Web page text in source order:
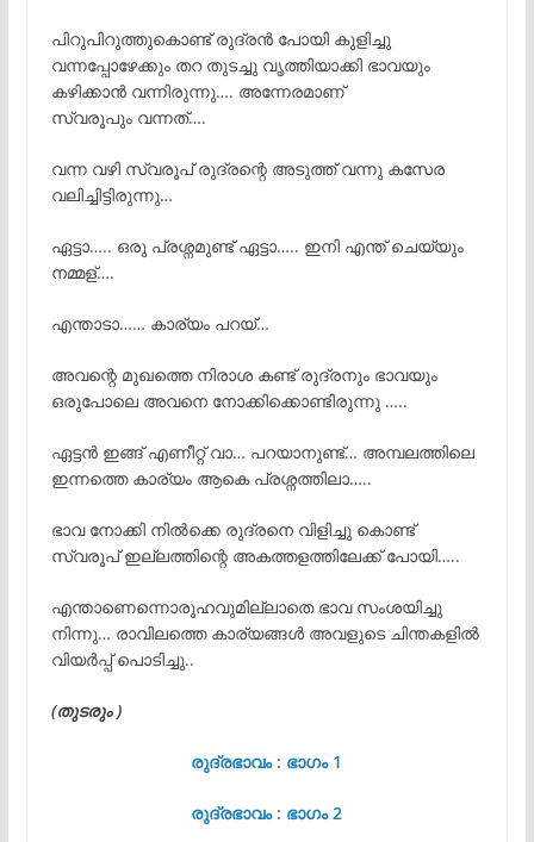
പിറുപിറുത്തുകൊണ്ട് രുദ്രൻ പോയി കുളിച്ചു
വന്നപ്പോഴേക്കും തറ തുടച്ചു വൃത്തിയാക്കി ഭാവയും
കഴിക്കാൻ വന്നിരുന്നു…. അന്നേരമാണ്
സ്വരൂപും വന്നത്….
വന്ന വഴി സ്വരൂപ്‌ രുദ്രന്റെ അടുത്ത് വന്നു കസേര
വലിച്ചിട്ടിരുന്നു…
ഏട്ടാ….. ഒരു പ്രശ്നമുണ്ട് ഏട്ടാ….. ഇനി എന്ത് ചെയ്യും
നമ്മള്….
എന്താടാ…… കാര്യം പറയ്…
അവന്റെ മുഖത്തെ നിരാശ കണ്ട് രുദ്രനും ഭാവയും
ഒരുപോലെ അവനെ നോക്കിക്കൊണ്ടിരുന്നു …..
ഏട്ടൻ ഇങ്ങ് എണീറ്റ് വാ… പറയാനുണ്ട്… അമ്പലത്തിലെ
ഇന്നത്തെ കാര്യം ആകെ പ്രശ്നത്തിലാ…..
ഭാവ നോക്കി നിൽക്കെ രുദ്രനെ വിളിച്ചു കൊണ്ട്
സ്വരൂപ്‌ ഇല്ലത്തിന്റെ അകത്തളത്തിലേക്ക് പോയി…..
എന്താണെന്നൊരൂഹവുമില്ലാതെ ഭാവ സംശയിച്ചു
നിന്നു… രാവിലത്തെ കാര്യങ്ങൾ അവളുടെ ചിന്തകളിൽ
വിയർപ്പ് പൊടിച്ചു..
(തുടരും )
രുദ്രഭാവം : ഭാഗം 1
രുദ്രഭാവം : ഭാഗം 2